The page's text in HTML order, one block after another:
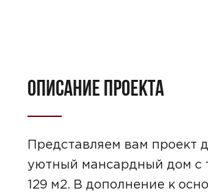
ОПИСАНИЕ ПРОЕКТА
Представляем вам проект
уютный мансардный дом с
129 м2. В дополнение к